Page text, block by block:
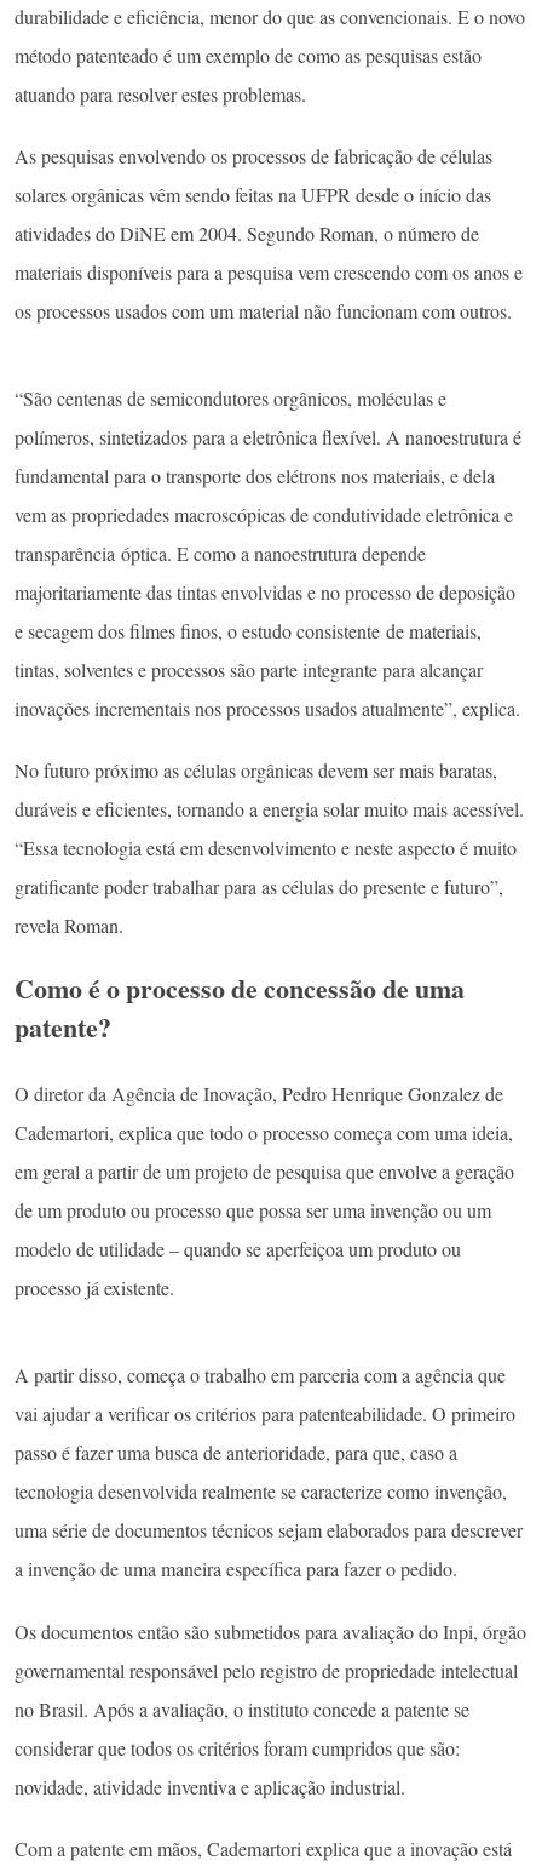
durabilidade e eficiência, menor do que as convencionais. E o novo
método patenteado é um exemplo de como as pesquisas estão
atuando para resolver estes problemas.
As pesquisas envolvendo os processos de fabricação de células
solares orgânicas vêm sendo feitas na UFPR desde o início das
atividades do DiNE em 2004. Segundo Roman, o número de
materiais disponíveis para a pesquisa vem crescendo com os anos e
os processos usados com um material não funcionam com outros.
“São centenas de semicondutores orgânicos, moléculas e
polímeros, sintetizados para a eletrônica flexível. A nanoestrutura é
fundamental para o transporte dos elétrons nos materiais, e dela
vem as propriedades macroscópicas de condutividade eletrônica e
transparência óptica. E como a nanoestrutura depende
majoritariamente das tintas envolvidas e no processo de deposição
e secagem dos filmes finos, o estudo consistente de materiais,
tintas, solventes e processos são parte integrante para alcançar
inovações incrementais nos processos usados atualmente”, explica.
No futuro próximo as células orgânicas devem ser mais baratas,
duráveis e eficientes, tornando a energia solar muito mais acessível.
“Essa tecnologia está em desenvolvimento e neste aspecto é muito
gratificante poder trabalhar para as células do presente e futuro”,
revela Roman.
Como é o processo de concessão de uma
patente?
O diretor da Agência de Inovação, Pedro Henrique Gonzalez de
Cademartori, explica que todo o processo começa com uma ideia,
em geral a partir de um projeto de pesquisa que envolve a geração
de um produto ou processo que possa ser uma invenção ou um
modelo de utilidade – quando se aperfeiçoa um produto ou
processo já existente.
A partir disso, começa o trabalho em parceria com a agência que
vai ajudar a verificar os critérios para patenteabilidade. O primeiro
passo é fazer uma busca de anterioridade, para que, caso a
tecnologia desenvolvida realmente se caracterize como invenção,
uma série de documentos técnicos sejam elaborados para descrever
a invenção de uma maneira específica para fazer o pedido.
Os documentos então são submetidos para avaliação do Inpi, órgão
governamental responsável pelo registro de propriedade intelectual
no Brasil. Após a avaliação, o instituto concede a patente se
considerar que todos os critérios foram cumpridos que são:
novidade, atividade inventiva e aplicação industrial.
Com a patente em mãos, Cademartori explica que a inovação está